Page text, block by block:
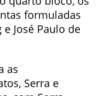
formuladas
José Paulo de
as
Serra e